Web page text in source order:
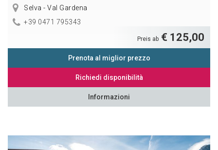
Selva - Val Gardena
+39 0471 795343
Preis ab € 125,00
Prenota al miglior prezzo
Richiedi disponibilità
Informazioni